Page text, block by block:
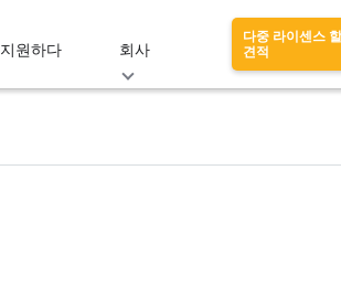
지원하다 회사
다중 라이센스
견적